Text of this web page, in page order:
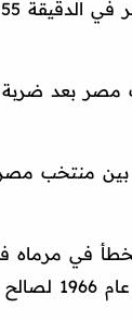
مصر بعد